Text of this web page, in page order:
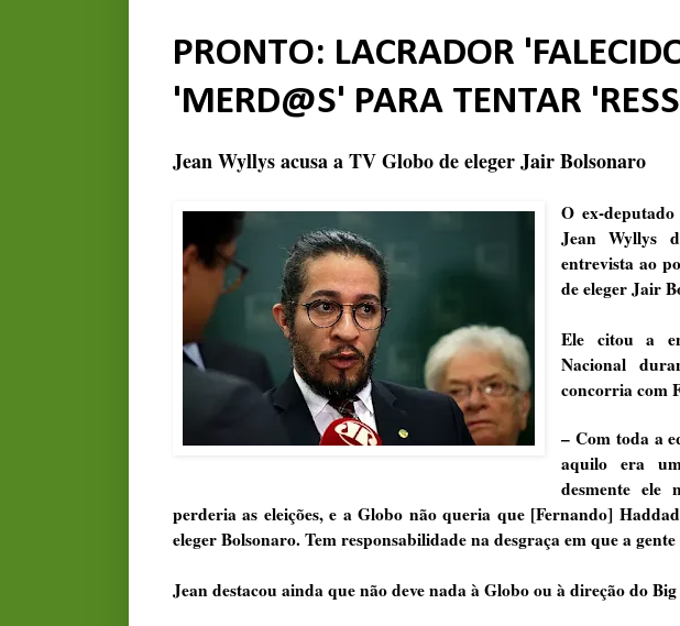
PRONTO: LACRADOR
'MERD@S' PARA TENTAR
Jean Wyllys acusa a TV Globo de eleger Jair Bolsonaro
O ex-
Jean Wyllys
entrevista ao
de eleger Jair
Ele citou a
Nacional
concorria com
– Com toda a
aquilo era
desmente ele
perderia as eleições, e a Globo não queria que [Fernando]
eleger Bolsonaro. Tem responsabilidade na desgraça em que a
Jean destacou ainda que não deve nada à Globo ou à direção do